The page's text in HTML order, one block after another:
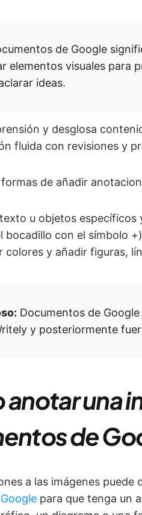
de Google
elementos visuales para
ideas.
y desglosa
fluida con revisiones y
de añadir
u objetos
bocadillo con el símbolo
colores y añadir figuras,
Documentos de Google
y posteriormente
una
de
a las imágenes puede
para que tenga un